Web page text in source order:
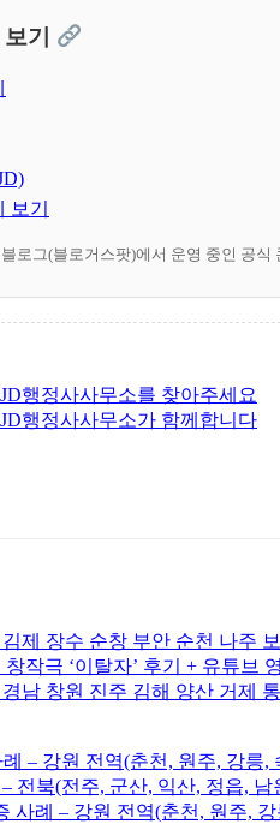
기
보기
로그(블로거스팟)에서 운영 중인 공식
행정사사무소를 찾아주세요
행정사사무소가 함께합니다
제 장수 순창 부안 순천 나주
작극 ‘이탈자’ 후기 + 유튜브
남 창원 진주 김해 양산 거제
– 강원 전역(춘천, 원주, 강릉
전북(전주, 군산, 익산, 정읍,
사례 – 강원 전역(춘천, 원주,